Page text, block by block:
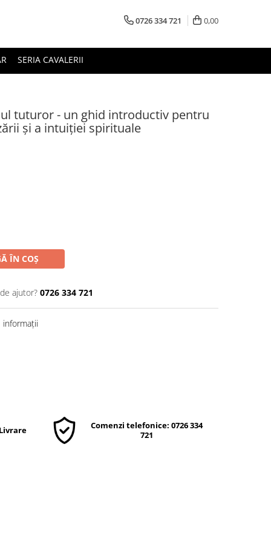
0726 334 721 0,00
SERIA CAVALERII
tuturor - un ghid introductiv pentru
şi a intuiţiei spirituale
ÎN COȘ
ajutor? 0726 334 721
Comenzi telefonice: 0726 334
721